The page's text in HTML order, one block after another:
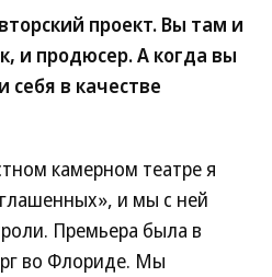
проект. Вы там и
и продюсер. А когда вы
себя в качестве
камерном театре я
и мы с ней
Премьера была в
во Флориде. Мы